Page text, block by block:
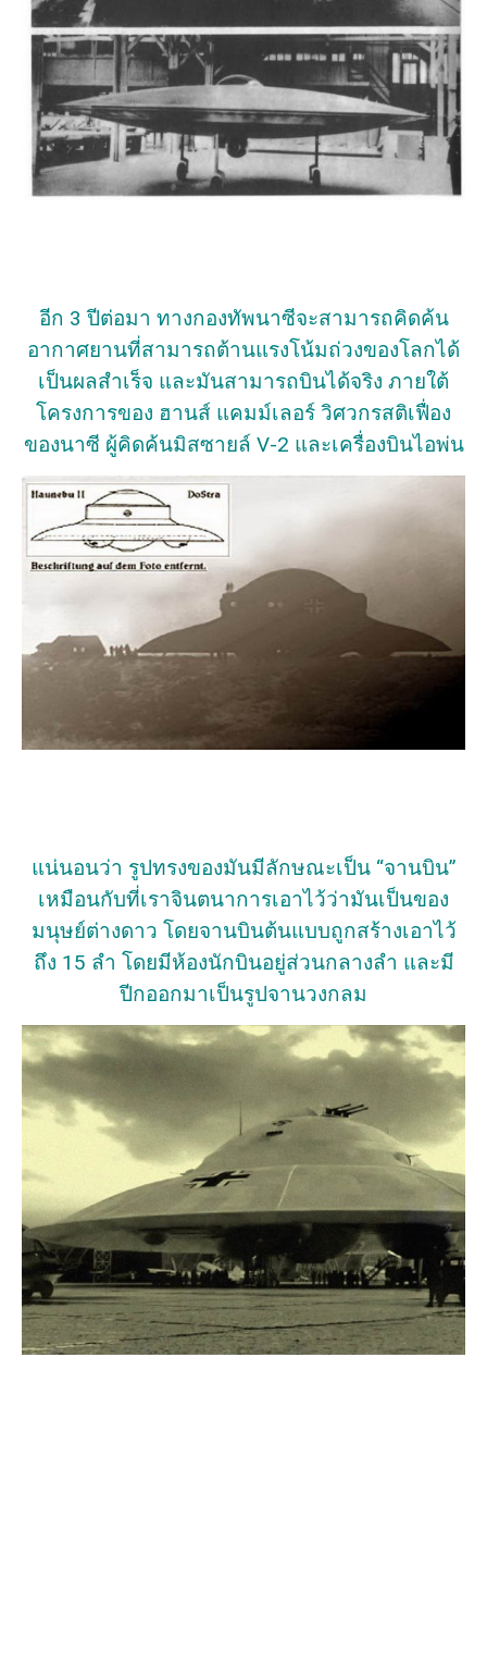
อีก 3 ปีต่อมา ทางกองทัพนาซีจะสามารถคิดค้น
อากาศยานที่สามารถต้านแรงโน้มถ่วงของโลกได้
เป็นผลสำเร็จ และมันสามารถบินได้จริง ภายใต้
โครงการของ ฮานส์ แคมม์เลอร์ วิศวกรสติเฟื่อง
ของนาซี ผู้คิดค้นมิสซายล์ V-2 และเครื่องบินไอพ่น
แน่นอนว่า รูปทรงของมันมีลักษณะเป็น “จานบิน”
เหมือนกับที่เราจินตนาการเอาไว้ว่ามันเป็นของ
มนุษย์ต่างดาว โดยจานบินต้นแบบถูกสร้างเอาไว้
ถึง 15 ลำ โดยมีห้องนักบินอยู่ส่วนกลางลำ และมี
ปีกออกมาเป็นรูปจานวงกลม